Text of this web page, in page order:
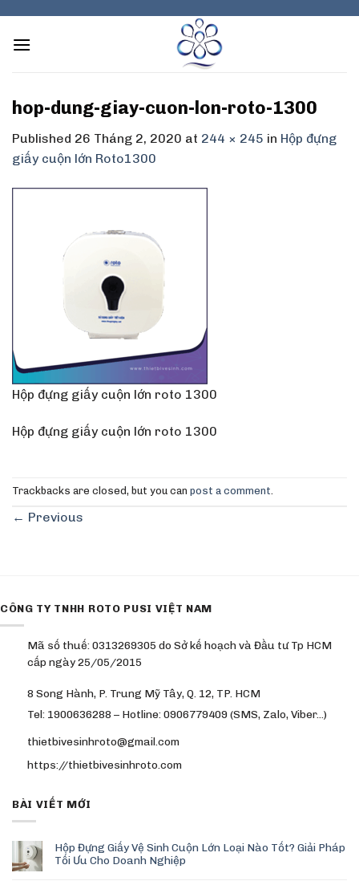
content
hop-dung-giay-cuon-lon-roto-1300
Published 26 Tháng 2, 2020 at 244 × 245 in Hộp đựng
giấy cuộn lớn Roto1300
Hộp đựng giấy cuộn lớn roto 1300
Hộp đựng giấy cuộn lớn roto 1300
Trackbacks are closed, but you can post a comment.
← Previous
CÔNG TY TNHH ROTO PUSI VIỆT NAM
Mã số thuế: 0313269305 do Sở kế hoạch và Đầu tư Tp HCM
cấp ngày 25/05/2015
8 Song Hành, P. Trung Mỹ Tây, Q. 12, TP. HCM
Tel: 1900636288 – Hotline: 0906779409 (SMS, Zalo, Viber…)
thietbivesinhroto@gmail.com
https://thietbivesinhroto.com
BÀI VIẾT MỚI
Hộp Đựng Giấy Vệ Sinh Cuộn Lớn Loại Nào Tốt? Giải Pháp
Tối Ưu Cho Doanh Nghiệp